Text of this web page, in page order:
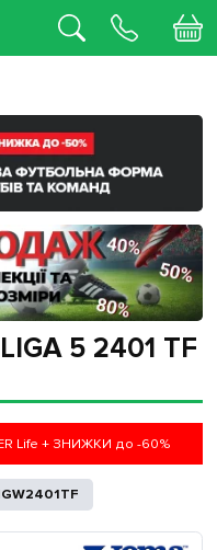
5 2401 TF
Life + ЗНИЖКИ до -60%